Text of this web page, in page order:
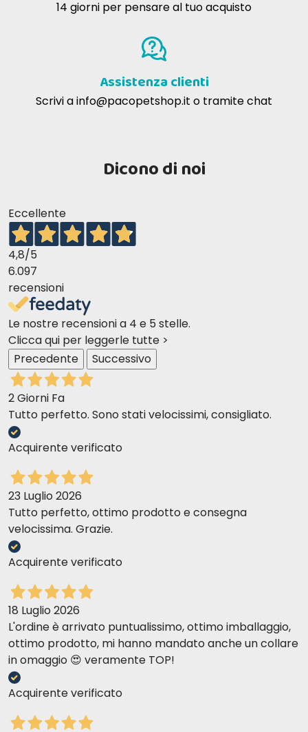
14 giorni per pensare al tuo acquisto
Assistenza clienti
Scrivi ainfo@pacopetshop.it o tramite chat
Dicono di noi
Eccellente
4,8/5
6.097
recensioni
Le nostre recensioni a 4 e 5 stelle.
Clicca qui per leggerle tutte >
Precedente
Successivo
2 Giorni Fa
Tutto perfetto. Sono stati velocissimi, consigliato.
Acquirente verificato
23 Luglio 2026
Tutto perfetto, ottimo prodotto e consegna
velocissima. Grazie.
Acquirente verificato
18 Luglio 2026
L'ordine è arrivato puntualissimo, ottimo imballaggio,
ottimo prodotto, mi hanno mandato anche un collare
in omaggio 😍 veramente TOP!
Acquirente verificato